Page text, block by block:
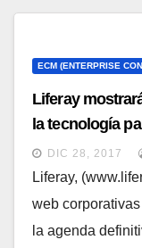
ECM (ENTERPRISE
Liferay
la tecnología
aplicaciones
DIC 28, 2017
Liferay,
web
la agenda